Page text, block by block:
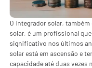
O integrador solar,
solar, é um profissional
significativo nos últimos
solar está em ascensão e
capacidade até duas vezes